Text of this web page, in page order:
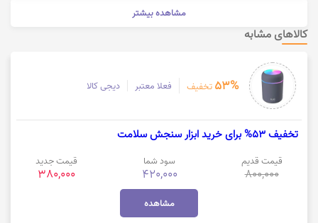
مشاهده بیشتر
کالاهای مشابه
53% تخفیف فعلا معتبر دیجی کالا
تخفیف 53% برای خرید ابزار سنجش سلامت
قیمت قدیم
800,000
سود شما
420,000
قیمت جدید
380,000
مشاهده